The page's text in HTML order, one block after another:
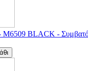
BLACK -